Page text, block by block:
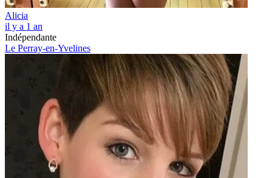
Alicia
il y a 1 an
Indépendante
Le Perray-en-Yvelines